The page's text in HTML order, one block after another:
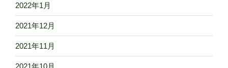
2022年1月
2021年12月
2021年11月
2021年10月